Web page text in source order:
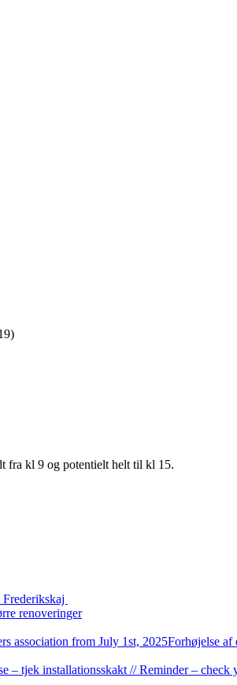
fra kl 9 og potentielt helt til kl 15.
renoveringer
Forhøjelse af
– tjek installationsskakt // Reminder – check